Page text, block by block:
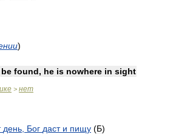
)
be found, he is nowhere in sight
> нет
день Бог даст и пищу (Б)